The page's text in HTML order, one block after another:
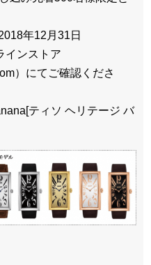
年12月31日
インストア
）にてご確認くださ
ティソ ヘリテージ バ